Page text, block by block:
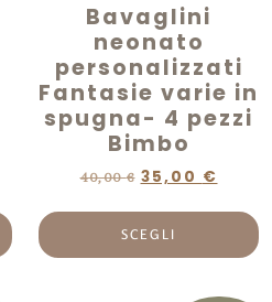
Bavaglini
neonato
personalizzati
Fantasie varie in
spugna- 4 pezzi
Bimbo
40,00€ 35,00 €
SCEGLI